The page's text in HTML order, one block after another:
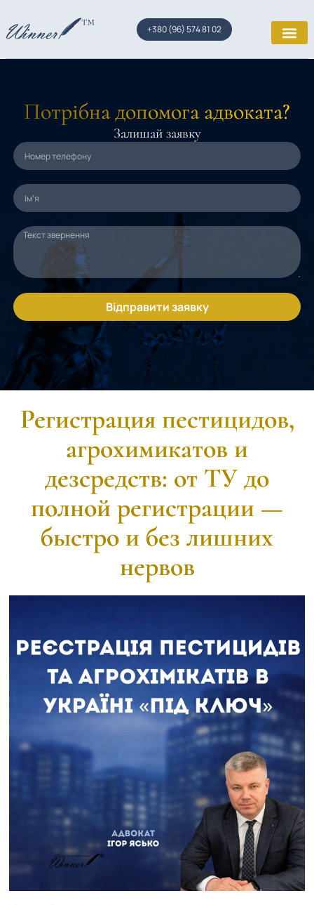
+380 (96) 574 81 02
Потрібна допомога адвоката?
Залишай заявку
Відправити заявку
Регистрация пестицидов,
агрохимикатов и
дезсредств: от ТУ до
полной регистрации —
быстро и без лишних
нервов